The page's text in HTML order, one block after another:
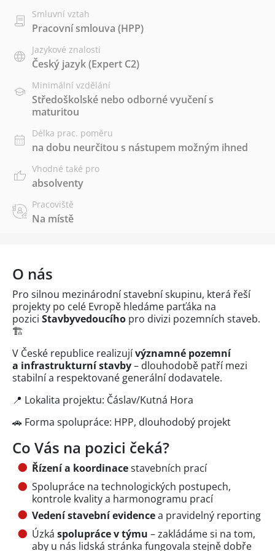
Smluvní vztah
Pracovní smlouva (HPP)
Jazykové znalosti
Český jazyk(Expert C2)
Minimální vzdělání
Středoškolské nebo odborné vyučení s
maturitou
Délka prac. poměru
na dobu neurčitou s nástupem možným ihned
Vhodné také pro
absolventy
Pracoviště
Na místě
O nás
Pro silnou mezinárodní stavební skupinu, která řeší
projekty po celé Evropě hledáme parťáka na
pozici Stavbyvedoucího pro divizi pozemních staveb.
🏗️
V České republice realizujívýznamné pozemní
a infrastrukturní stavby– dlouhodobě patří mezi
stabilní a respektované generální dodavatele.
📍 Lokalita projektu: Čáslav/Kutná Hora
🚗 Forma spolupráce: HPP, dlouhodobý projekt
Co Vás na pozici čeká?
Řízení a koordinacestavebních prací
Spolupráce na technologických postupech,
kontrole kvality a harmonogramu prací
Vedení stavební evidencea pravidelný reporting
Úzká spolupráce v týmu – zakládáme si na tom,
aby u nás lidská stránka fungovala stejně dobře